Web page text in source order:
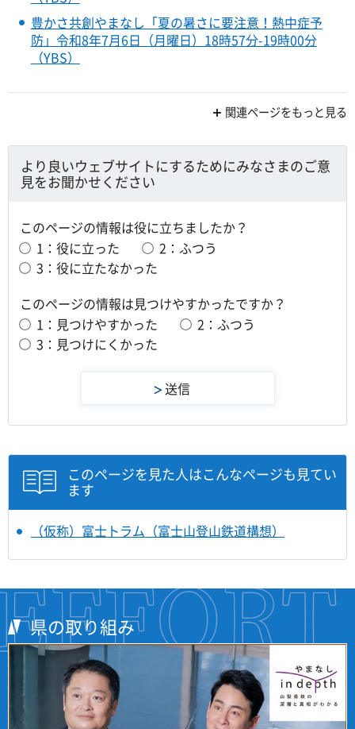
豊かさ共創やまなし「夏の暑さに要注意！熱中症予
防」令和8年7月6日（月曜日）18時57分-19時00分
（YBS）
関連ページをもっと見る
より良いウェブサイトにするためにみなさまのご意
見をお聞かせください
このページの情報は役に立ちましたか？
1：役に立った
2：ふつう
3：役に立たなかった
このページの情報は見つけやすかったですか？
1：見つけやすかった
2：ふつう
3：見つけにくかった
このページを見た人はこんなページも見てい
ます
（仮称）富士トラム（富士山登山鉄道構想）
県の取り組み